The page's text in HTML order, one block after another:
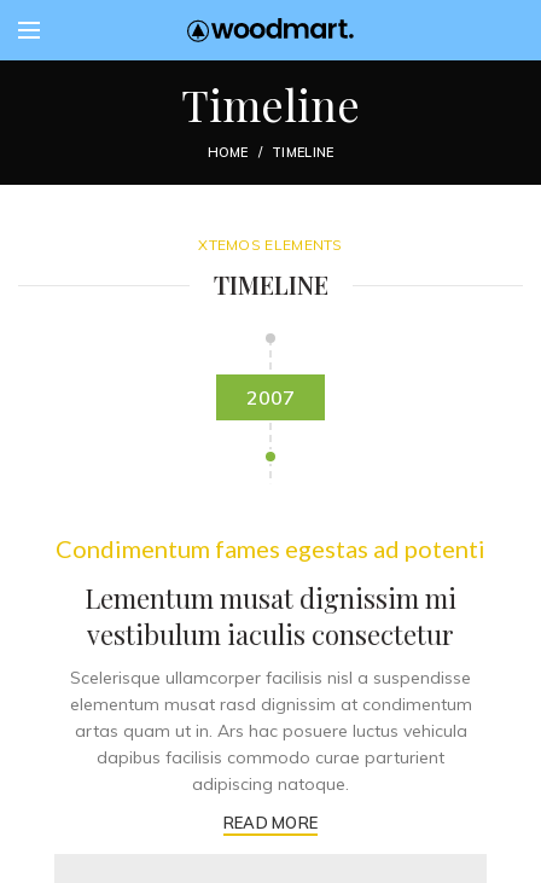
Timeline
HOME TIMELINE
XTEMOS ELEMENTS
TIMELINE
2007
Condimentum fames egestas ad potenti
Lementum musat dignissim mi
vestibulum iaculis consectetur
Scelerisque ullamcorper facilisis nisl a suspendisse
elementum musat rasd dignissim at condimentum
artas quam ut in. Ars hac posuere luctus vehicula
dapibus facilisis commodo curae parturient
adipiscing natoque.
READ MORE